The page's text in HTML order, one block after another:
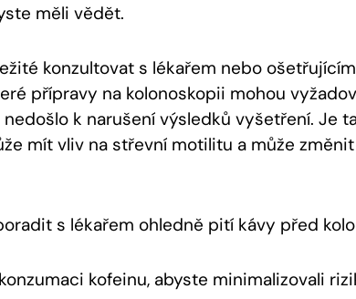
měli vědět.
konzultovat s lékařem nebo
přípravy na kolonoskopii mohou
k narušení výsledků vyšetření. Je
mít vliv na střevní motilitu a může
s lékařem ohledně pití kávy před
kofeinu, abyste minimalizovali